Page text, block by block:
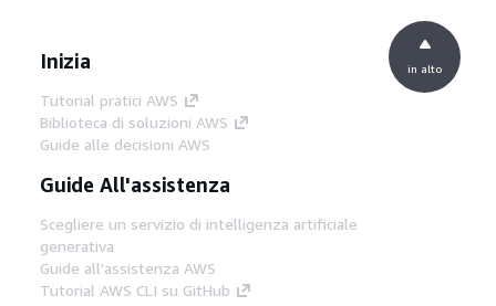
Inizia
Tutorial pratici AWS
Biblioteca di soluzioni AWS
Guide alle decisioni AWS
Guide All'assistenza
Scegliere un servizio di intelligenza artificiale
generativa
Guide all'assistenza AWS
Tutorial AWS CLI su GitHub
in alto